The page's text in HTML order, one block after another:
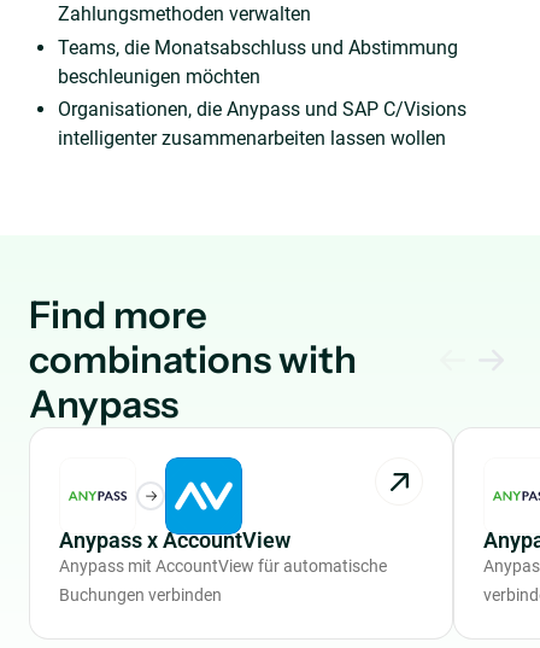
Zahlungsmethoden verwalten
Teams, die Monatsabschluss und Abstimmung
beschleunigen möchten
Organisationen, die Anypass und SAP C/Visions
intelligenter zusammenarbeiten lassen wollen
Find more
combinations with
Anypass
Anypass x AccountView
Anypass mit AccountView für automatische
Buchungen verbinden